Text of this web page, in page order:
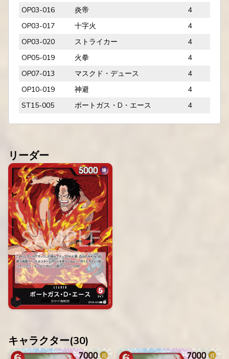
OP03-016
炎帝
4
OP03-017
十字火
4
OP03-020
ストライカー
4
OP05-019
火拳
4
OP07-013
マスクド・デュース
4
OP10-019
神避
4
ST15-005
ポートガス・D・エース 4
リーダー
キャラクター(30)